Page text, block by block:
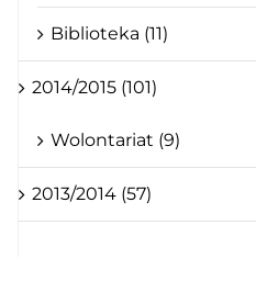
Biblioteka (11)
2014/2015 (101)
Wolontariat (9)
2013/2014 (57)